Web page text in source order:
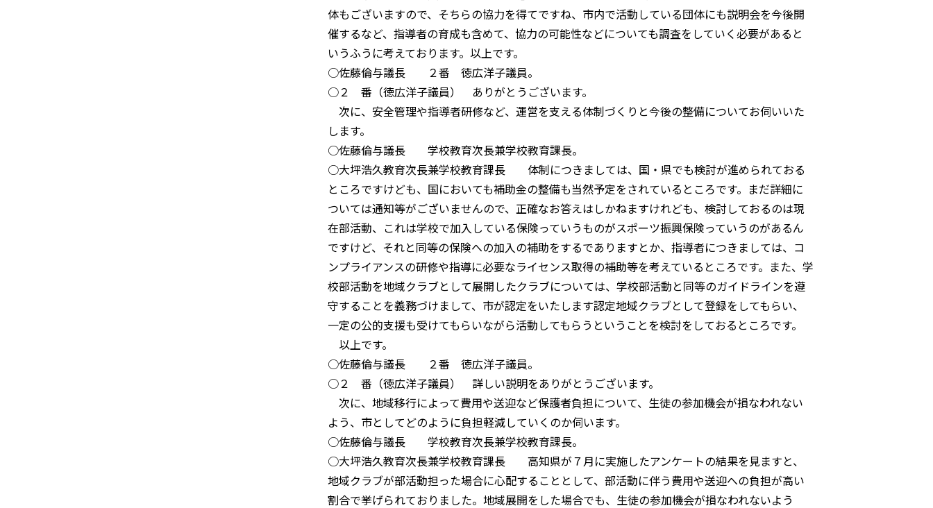
体もございますので、そちらの協力を得てですね、市内で活動している団体にも説明会を今後開
催するなど、指導者の育成も含めて、協力の可能性などについても調査をしていく必要があると
いうふうに考えております。以上です。
○佐藤倫与議長 ２番 徳広洋子議員。
○２ 番（徳広洋子議員） ありがとうございます。
次に、安全管理や指導者研修など、運営を支える体制づくりと今後の整備についてお伺いいた
します。
○佐藤倫与議長 学校教育次長兼学校教育課長。
○大坪浩久教育次長兼学校教育課長 体制につきましては、国・県でも検討が進められておる
ところですけども、国においても補助金の整備も当然予定をされているところです。まだ詳細に
ついては通知等がございませんので、正確なお答えはしかねますけれども、検討しておるのは現
在部活動、これは学校で加入している保険っていうものがスポーツ振興保険っていうのがあるん
ですけど、それと同等の保険への加入の補助をするでありますとか、指導者につきましては、コ
ンプライアンスの研修や指導に必要なライセンス取得の補助等を考えているところです。また、学
校部活動を地域クラブとして展開したクラブについては、学校部活動と同等のガイドラインを遵
守することを義務づけまして、市が認定をいたします認定地域クラブとして登録をしてもらい、
一定の公的支援も受けてもらいながら活動してもらうということを検討をしておるところです。
以上です。
○佐藤倫与議長 ２番 徳広洋子議員。
○２ 番（徳広洋子議員） 詳しい説明をありがとうございます。
次に、地域移行によって費用や送迎など保護者負担について、生徒の参加機会が損なわれない
よう、市としてどのように負担軽減していくのか伺います。
○佐藤倫与議長 学校教育次長兼学校教育課長。
○大坪浩久教育次長兼学校教育課長 高知県が７月に実施したアンケートの結果を見ますと、
地域クラブが部活動担った場合に心配することとして、部活動に伴う費用や送迎への負担が高い
割合で挙げられておりました。地域展開をした場合でも、生徒の参加機会が損なわれないよう